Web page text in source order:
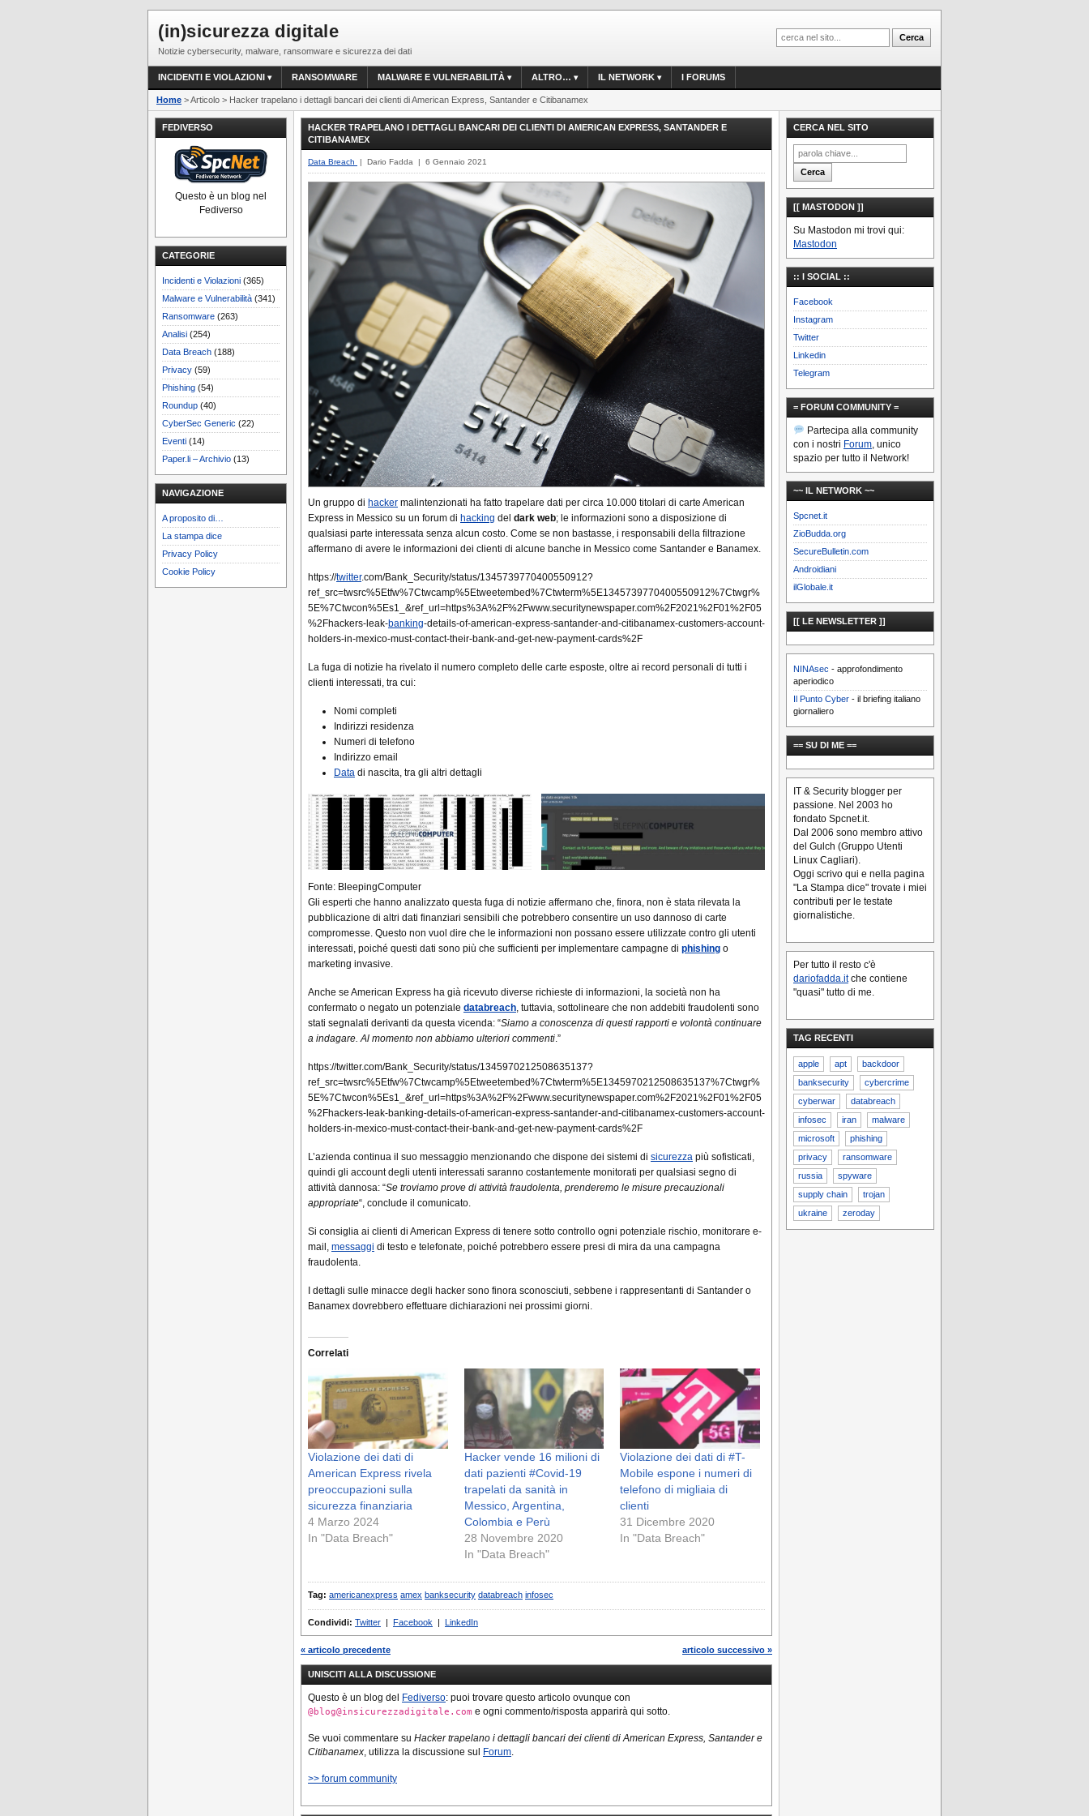
(in)sicurezza digitale
Notizie cybersecurity, malware, ransomware e sicurezza dei dati
INCIDENTI E VIOLAZIONI RANSOMWARE MALWARE E VULNERABILITÀ ALTRO… IL NETWORK I FORUMS
Home > Articolo > Hacker trapelano i dettagli bancari dei clienti di American Express, Santander e Citibanamex
FEDIVERSO
Questo è un blog nel
Fediverso
CATEGORIE
Incidenti e Violazioni (365)
Malware e Vulnerabilità (341)
Ransomware (263)
Analisi (254)
Data Breach (188)
Privacy (59)
Phishing (54)
Roundup (40)
CyberSec Generic (22)
Eventi (14)
Paper.li – Archivio (13)
NAVIGAZIONE
A proposito di…
La stampa dice
Privacy Policy
Cookie Policy
HACKER TRAPELANO I DETTAGLI BANCARI DEI CLIENTI DI AMERICAN EXPRESS, SANTANDER E
CITIBANAMEX
Data Breach | Dario Fadda | 6 Gennaio 2021
Un gruppo di hacker malintenzionati ha fatto trapelare dati per circa 10.000 titolari di carte American
Express in Messico su un forum di hacking del dark web; le informazioni sono a disposizione di
qualsiasi parte interessata senza alcun costo. Come se non bastasse, i responsabili della filtrazione
affermano di avere le informazioni dei clienti di alcune banche in Messico come Santander e Banamex.
https://twitter.com/Bank_Security/status/1345739770400550912?
ref_src=twsrc%5Etfw%7Ctwcamp%5Etweetembed%7Ctwterm%5E1345739770400550912%7Ctwgr%
5E%7Ctwcon%5Es1_&ref_url=https%3A%2F%2Fwww.securitynewspaper.com%2F2021%2F01%2F05
%2Fhackers-leak-banking-details-of-american-express-santander-and-citibanamex-customers-account-
holders-in-mexico-must-contact-their-bank-and-get-new-payment-cards%2F
La fuga di notizie ha rivelato il numero completo delle carte esposte, oltre ai record personali di tutti i
clienti interessati, tra cui:
Nomi completi
Indirizzi residenza
Numeri di telefono
Indirizzo email
Data di nascita, tra gli altri dettagli
Fonte: BleepingComputer
Gli esperti che hanno analizzato questa fuga di notizie affermano che, finora, non è stata rilevata la
pubblicazione di altri dati finanziari sensibili che potrebbero consentire un uso dannoso di carte
compromesse. Questo non vuol dire che le informazioni non possano essere utilizzate contro gli utenti
interessati, poiché questi dati sono più che sufficienti per implementare campagne di phishing o
marketing invasive.
Anche se American Express ha già ricevuto diverse richieste di informazioni, la società non ha
confermato o negato un potenziale databreach, tuttavia, sottolineare che non addebiti fraudolenti sono
stati segnalati derivanti da questa vicenda: “Siamo a conoscenza di questi rapporti e volontà continuare
a indagare. Al momento non abbiamo ulteriori commenti.”
https://twitter.com/Bank_Security/status/1345970212508635137?
ref_src=twsrc%5Etfw%7Ctwcamp%5Etweetembed%7Ctwterm%5E1345970212508635137%7Ctwgr%
5E%7Ctwcon%5Es1_&ref_url=https%3A%2F%2Fwww.securitynewspaper.com%2F2021%2F01%2F05
%2Fhackers-leak-banking-details-of-american-express-santander-and-citibanamex-customers-account-
holders-in-mexico-must-contact-their-bank-and-get-new-payment-cards%2F
L’azienda continua il suo messaggio menzionando che dispone dei sistemi di sicurezza più sofisticati,
quindi gli account degli utenti interessati saranno costantemente monitorati per qualsiasi segno di
attività dannosa: “Se troviamo prove di attività fraudolenta, prenderemo le misure precauzionali
appropriate“, conclude il comunicato.
Si consiglia ai clienti di American Express di tenere sotto controllo ogni potenziale rischio, monitorare e-
mail, messaggi di testo e telefonate, poiché potrebbero essere presi di mira da una campagna
fraudolenta.
I dettagli sulle minacce degli hacker sono finora sconosciuti, sebbene i rappresentanti di Santander o
Banamex dovrebbero effettuare dichiarazioni nei prossimi giorni.
Correlati
Violazione dei dati di
American Express rivela
preoccupazioni sulla
sicurezza finanziaria
4 Marzo 2024
In "Data Breach"
Hacker vende 16 milioni di
dati pazienti #Covid-19
trapelati da sanità in
Messico, Argentina,
Colombia e Perù
28 Novembre 2020
In "Data Breach"
Violazione dei dati di #T-
Mobile espone i numeri di
telefono di migliaia di
clienti
31 Dicembre 2020
In "Data Breach"
Tag: americanexpress amex banksecurity databreach infosec
Condividi: Twitter | Facebook | LinkedIn
« articolo precedente articolo successivo »
UNISCITI ALLA DISCUSSIONE
Questo è un blog del Fediverso: puoi trovare questo articolo ovunque con
@blog@insicurezzadigitale.com e ogni commento/risposta apparirà qui sotto.
Se vuoi commentare su Hacker trapelano i dettagli bancari dei clienti di American Express, Santander e
Citibanamex, utilizza la discussione sul Forum.
>> forum community
CERCA NEL SITO
[[ MASTODON ]]
Su Mastodon mi trovi qui:
Mastodon
:: I SOCIAL ::
Facebook
Instagram
Twitter
Linkedin
Telegram
= FORUM COMMUNITY =
Partecipa alla community
con i nostri Forum, unico
spazio per tutto il Network!
~~ IL NETWORK ~~
Spcnet.it
ZioBudda.org
SecureBulletin.com
Androidiani
ilGlobale.it
[[ LE NEWSLETTER ]]
NINAsec - approfondimento
aperiodico
Il Punto Cyber - il briefing italiano
giornaliero
== SU DI ME ==
IT & Security blogger per
passione. Nel 2003 ho
fondato Spcnet.it.
Dal 2006 sono membro attivo
del Gulch (Gruppo Utenti
Linux Cagliari).
Oggi scrivo qui e nella pagina
"La Stampa dice" trovate i miei
contributi per le testate
giornalistiche.
Per tutto il resto c'è
dariofadda.itche contiene
"quasi" tutto di me.
TAG RECENTI
apple apt
backdoor
banksecurity
cybercrime
cyberwar
databreach
infosec
iran
malware
microsoft
phishing
privacy
ransomware
russia
spyware
supply chain
trojan
ukraine
zeroday